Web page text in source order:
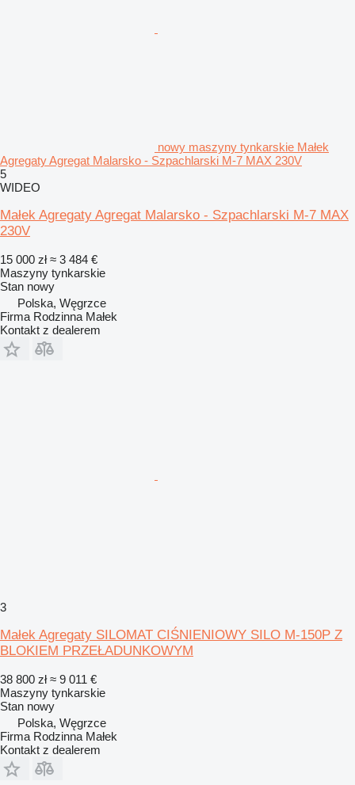
nowy maszyny tynkarskie Małek
Agregaty Agregat Malarsko - Szpachlarski M-7 MAX 230V
5
WIDEO
Małek Agregaty Agregat Malarsko - Szpachlarski M-7 MAX
230V
15 000 zł ≈ 3 484 €
Maszyny tynkarskie
Stan nowy
Polska, Węgrzce
Firma Rodzinna Małek
Kontakt z dealerem
3
Małek Agregaty SILOMAT CIŚNIENIOWY SILO M-150P Z
BLOKIEM PRZEŁADUNKOWYM
38 800 zł ≈ 9 011 €
Maszyny tynkarskie
Stan nowy
Polska, Węgrzce
Firma Rodzinna Małek
Kontakt z dealerem